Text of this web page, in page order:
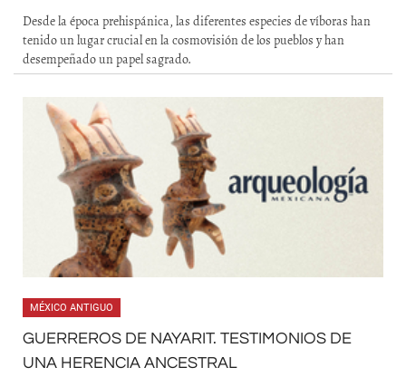
Desde la época prehispánica, las diferentes especies de víboras han
tenido un lugar crucial en la cosmovisión de los pueblos y han
desempeñado un papel sagrado.
MÉXICO ANTIGUO
GUERREROS DE NAYARIT. TESTIMONIOS DE
UNA HERENCIA ANCESTRAL